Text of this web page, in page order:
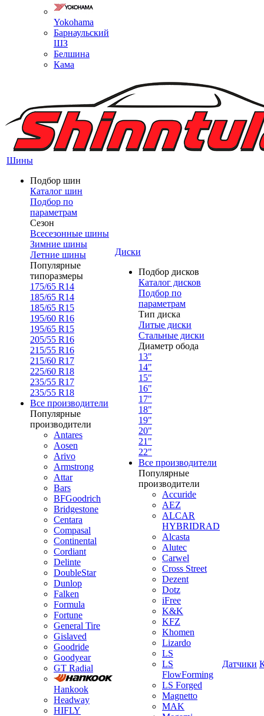
Yokohama
Барнаульский
ШЗ
Белшина
Кама
Шины
Подбор шин
Каталог шин
Подбор по
параметрам
Сезон
Всесезонные шины
Зимние шины
Летние шины
Популярные
типоразмеры
175/65 R14
185/65 R14
185/65 R15
195/60 R16
195/65 R15
205/55 R16
215/55 R16
215/60 R17
225/60 R18
235/55 R17
235/55 R18
Все производители
Популярные
производители
Antares
Aosen
Arivo
Armstrong
Attar
Bars
BFGoodrich
Bridgestone
Centara
Compasal
Continental
Cordiant
Delinte
DoubleStar
Dunlop
Falken
Formula
Fortune
General Tire
Gislaved
Goodride
Goodyear
GT Radial
Hankook
Headway
HIFLY
Диски
Подбор дисков
Каталог дисков
Подбор по
параметрам
Тип диска
Литые диски
Стальные диски
Диаметр обода
13"
14"
15"
16"
17"
18"
19"
20"
21"
22"
Все производители
Популярные
производители
Accuride
AEZ
ALCAR
HYBRIDRAD
Alcasta
Alutec
Carwel
Cross Street
Dezent
Dotz
iFree
K&K
KFZ
Khomen
Lizardo
LS
LS
FlowForming
LS Forged
Magnetto
MAK
Датчики